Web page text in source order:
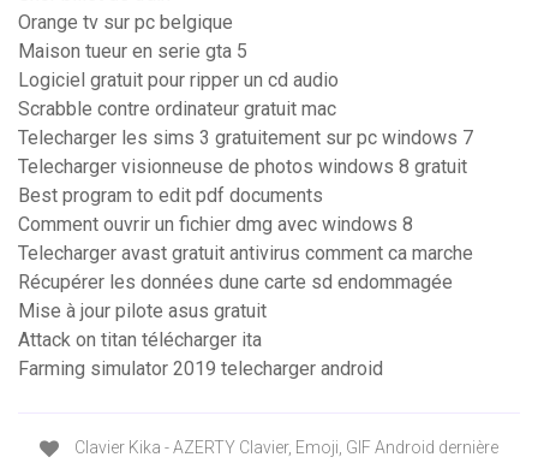
Orange tv sur pc belgique
Maison tueur en serie gta 5
Logiciel gratuit pour ripper un cd audio
Scrabble contre ordinateur gratuit mac
Telecharger les sims 3 gratuitement sur pc windows 7
Telecharger visionneuse de photos windows 8 gratuit
Best program to edit pdf documents
Comment ouvrir un fichier dmg avec windows 8
Telecharger avast gratuit antivirus comment ca marche
Récupérer les données dune carte sd endommagée
Mise à jour pilote asus gratuit
Attack on titan télécharger ita
Farming simulator 2019 telecharger android
Clavier Kika - AZERTY Clavier, Emoji, GIF Android dernière